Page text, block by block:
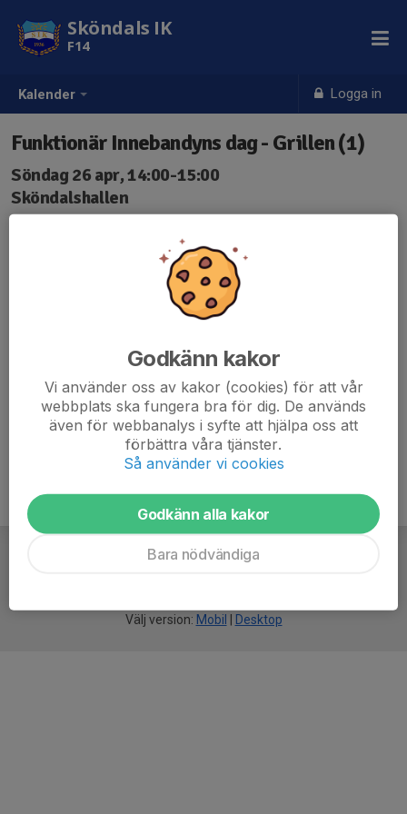
Kalender Logga in
Sköndals IK
F14
Funktionär Innebandyns dag - Grillen (1)
Söndag 26 apr, 14:00-15:00
Sköndalshallen
Föräldrar behöver hjälpa till vid grillen för att servera
Välj version: Mobil Desktop
Godkänn kakor
Vi använder oss av kakor (cookies) för att vår
webbplats ska fungera bra för dig. De används
även för webbanalys i syfte att hjälpa oss att
förbättra våra tjänster.
Så använder vi cookies
Godkänn alla kakor
Bara nödvändiga